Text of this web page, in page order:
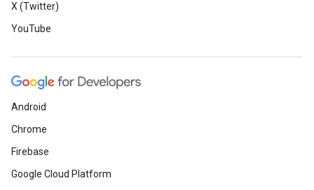
X (Twitter)
YouTube
Android
Chrome
Firebase
Google Cloud Platform